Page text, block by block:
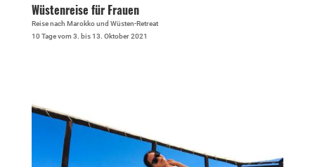
Wüstenreise für Frauen
Reise nach Marokko und Wüsten-Retreat
10 Tage vom 3. bis 13. Oktober 2021